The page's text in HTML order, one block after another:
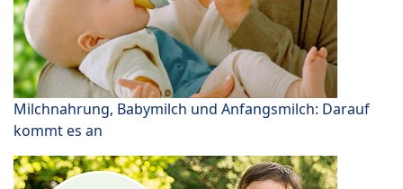
Milchnahrung, Babymilch und Anfangsmilch: Darauf
kommt es an